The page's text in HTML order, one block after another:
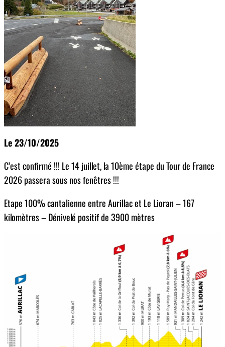
Le 23/10/2025
C’est confirmé !!! Le 14 juillet, la 10ème étape du Tour de France
2026 passera sous nos fenêtres !!!
Etape 100% cantalienne entre Aurillac et Le Lioran – 167
kilomètres – Dénivelé positif de 3900 mètres